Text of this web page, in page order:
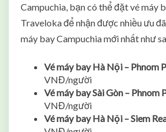
Campuchia, bạn có thể đặt vé máy
Traveloka để nhận được nhiều ưu
máy bay Campuchia mới nhất như
Vé máy bay Hà Nội – Phnom
VNĐ/người
Vé máy bay Sài Gòn – Phnom
VNĐ/người
Vé máy bay Hà Nội – Siem